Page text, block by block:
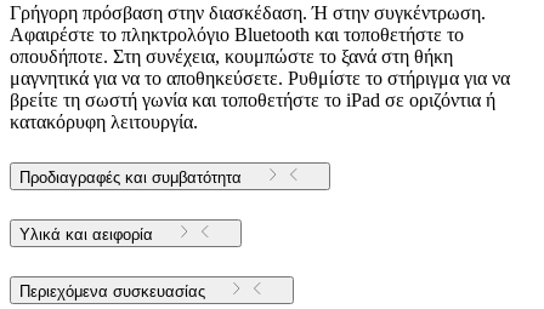
Γρήγορη πρόσβαση στην διασκέδαση. Ή στην συγκέντρωση.
Αφαιρέστε το πληκτρολόγιο Bluetooth και τοποθετήστε το
οπουδήποτε. Στη συνέχεια, κουμπώστε το ξανά στη θήκη
μαγνητικά για να το αποθηκεύσετε. Ρυθμίστε το στήριγμα για να
βρείτε τη σωστή γωνία και τοποθετήστε το iPad σε οριζόντια ή
κατακόρυφη λειτουργία.
Προδιαγραφές και συμβατότητα
Υλικά και αειφορία
Περιεχόμενα συσκευασίας